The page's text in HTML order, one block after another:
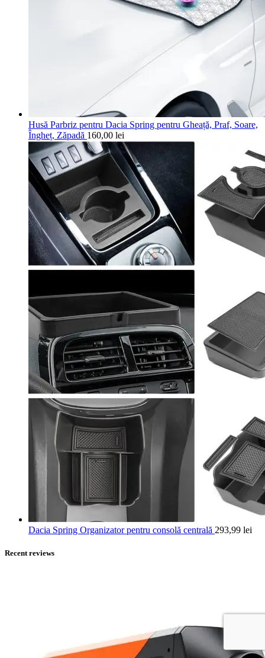
Husă Parbriz pentru Dacia Spring pentru Gheață, Praf, Soare,
Îngheț, Zăpadă 160,00 lei
Dacia Spring Organizator pentru consolă centrală 293,99 lei
Recent reviews